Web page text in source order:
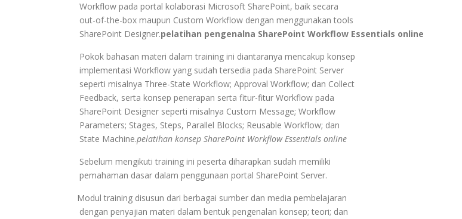
Workflow pada portal kolaborasi Microsoft SharePoint, baik secara
out-of-the-box maupun Custom Workflow dengan menggunakan tools
SharePoint Designer.pelatihan pengenalna SharePoint Workflow Essentials online
Pokok bahasan materi dalam training ini diantaranya mencakup konsep
implementasi Workflow yang sudah tersedia pada SharePoint Server
seperti misalnya Three-State Workflow; Approval Workflow; dan Collect
Feedback, serta konsep penerapan serta fitur-fitur Workflow pada
SharePoint Designer seperti misalnya Custom Message; Workflow
Parameters; Stages, Steps, Parallel Blocks; Reusable Workflow; dan
State Machine.pelatihan konsep SharePoint Workflow Essentials online
Sebelum mengikuti training ini peserta diharapkan sudah memiliki
pemahaman dasar dalam penggunaan portal SharePoint Server.
Modul training disusun dari berbagai sumber dan media pembelajaran
dengan penyajian materi dalam bentuk pengenalan konsep; teori; dan